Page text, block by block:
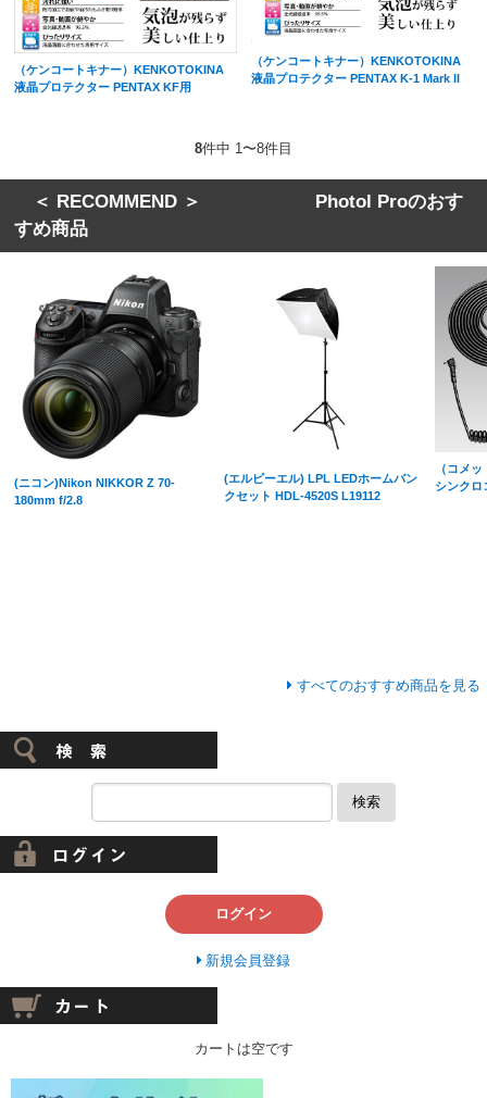
（ケンコートキナー）KENKOTOKINA
液晶プロテクター PENTAX KF用
（ケンコートキナー）KENKOTOKINA
液晶プロテクター PENTAX K-1 Mark II
8件中 1〜8件目
＜ RECOMMEND ＞ Photol Proのおす
すめ商品
(ニコン)Nikon NIKKOR Z 70-
180mm f/2.8
(エルピーエル) LPL LEDホームバン
クセット HDL-4520S L19112
（コメ
シンク
すべてのおすすめ商品を見る
検索
ログイン
新規会員登録
カートは空です